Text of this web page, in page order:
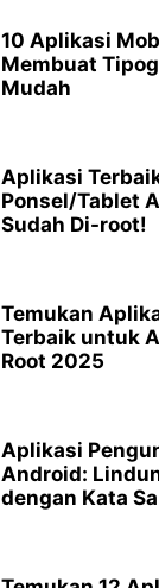
10 Aplikasi
Membuat
Mudah
Aplikasi
Ponsel/Tablet
Sudah Di-root!
Temukan
Terbaik untuk
Root 2025
Aplikasi
Android:
dengan Kata